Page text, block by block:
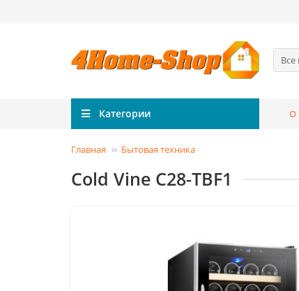
Все
Категории О
Главная Бытовая техника
Cold Vine C28-TBF1